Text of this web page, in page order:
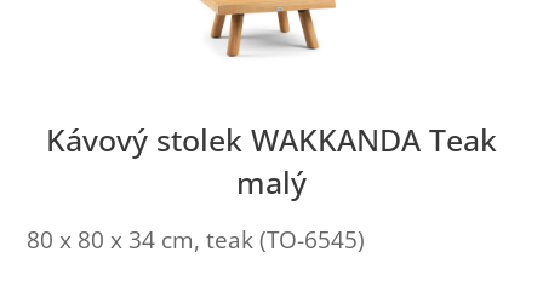
Kávový stolek WAKKANDA Teak
malý
80 x 80 x 34 cm, teak (TO-6545)